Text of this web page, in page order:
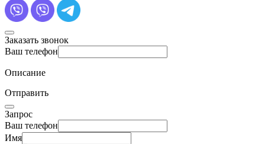
Заказать звонок
Ваш телефон
Описание
Отправить
Запрос
Ваш телефон
Имя